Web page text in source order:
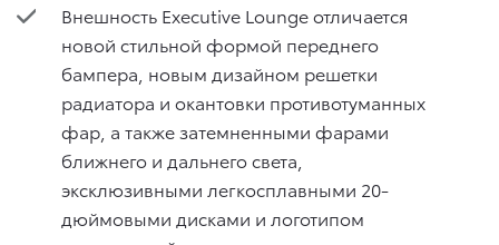
Внешность Executive Lounge отличается
новой стильной формой переднего
бампера, новым дизайном решетки
радиатора и окантовки противотуманных
фар, а также затемненными фарами
ближнего и дальнего света,
эксклюзивными легкосплавными 20-
дюймовыми дисками и логотипом